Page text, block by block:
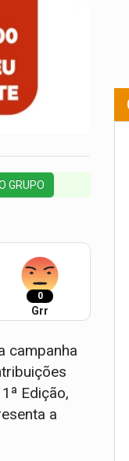
GRUPO
0
Grr
campanha
Edição,
a